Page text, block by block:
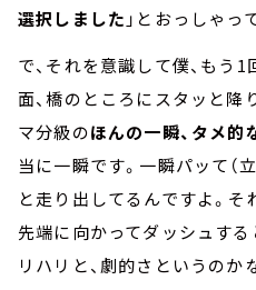
選択しました 」とおっしゃっ
で、それを意識して僕、もう
面、橋のところにスタッと降
マ分級のほんの一瞬、タメ
当に一瞬です。一瞬パッて（
と走り出してるんですよ。そ
先端に向かってダッシュする
リハリと、劇的さというのか